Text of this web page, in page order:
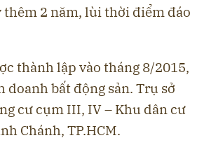
2 năm, lùi thời điểm đáo
thành lập vào tháng 8/2015,
bất động sản. Trụ sở
cư cụm III, IV – Khu dân cư
Chánh, TP.HCM.